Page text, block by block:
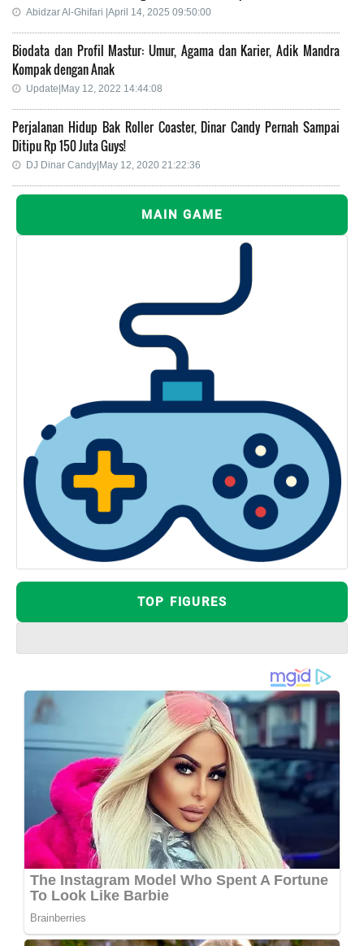
Abidzar Al-Ghifari |April 14, 2025 09:50:00
Biodata dan Profil Mastur: Umur, Agama dan Karier, Adik Mandra
Kompak dengan Anak
Update|May 12, 2022 14:44:08
Perjalanan Hidup Bak Roller Coaster, Dinar Candy Pernah Sampai
Ditipu Rp 150 Juta Guys!
DJ Dinar Candy|May 12, 2020 21:22:36
MAIN GAME
TOP FIGURES